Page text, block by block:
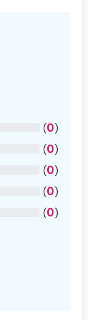
(0)
(0)
(0)
(0)
(0)